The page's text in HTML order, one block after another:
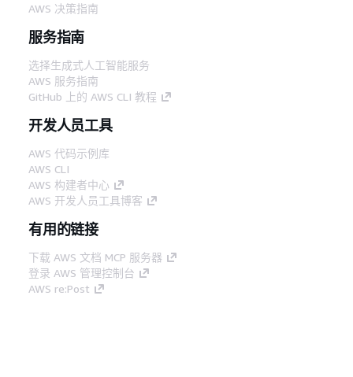
AWS 决策指南
服务指南
选择生成式人工智能服务
AWS 服务指南
GitHub 上的 AWS CLI 教程
开发人员工具
AWS 代码示例库
AWS CLI
AWS 构建者中心
AWS 开发人员工具博客
有用的链接
下载 AWS 文档 MCP 服务器
登录 AWS 管理控制台
AWS re:Post